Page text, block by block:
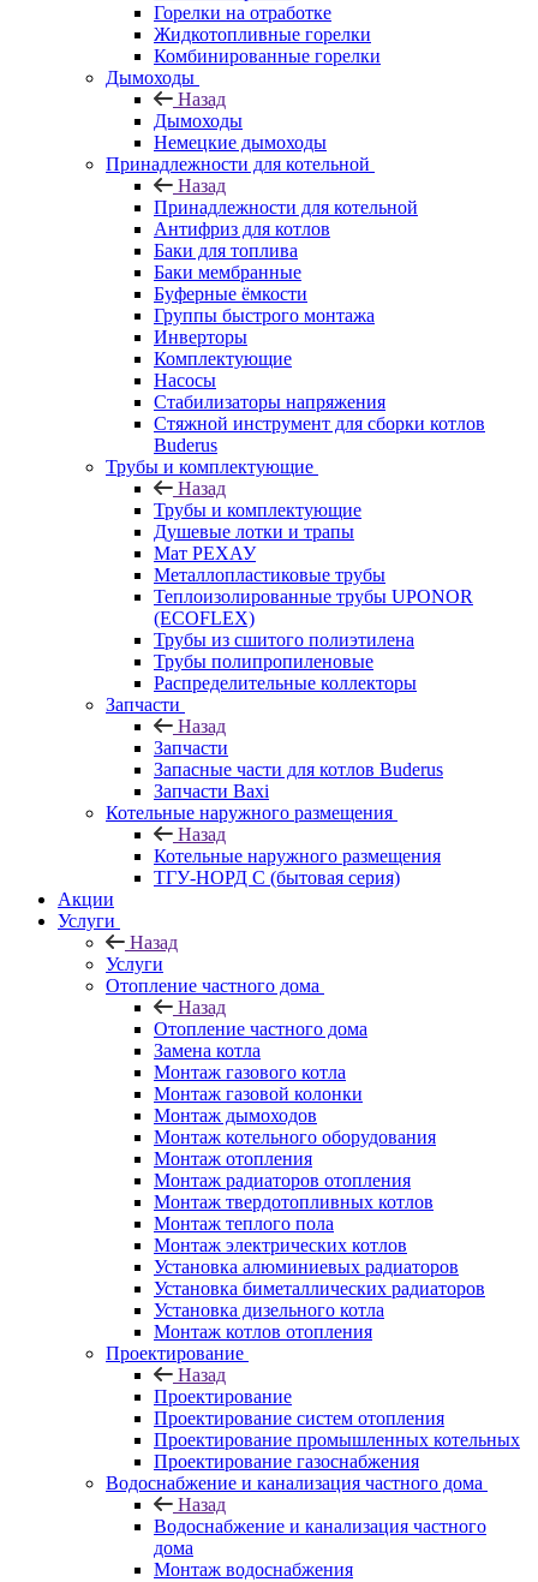
Горелки на отработке
Жидкотопливные горелки
Комбинированные горелки
Дымоходы
Назад
Дымоходы
Немецкие дымоходы
Принадлежности для котельной
Назад
Принадлежности для котельной
Антифриз для котлов
Баки для топлива
Баки мембранные
Буферные ёмкости
Группы быстрого монтажа
Инверторы
Комплектующие
Насосы
Стабилизаторы напряжения
Стяжной инструмент для сборки котлов
Buderus
Трубы и комплектующие
Назад
Трубы и комплектующие
Душевые лотки и трапы
Мат РЕХАУ
Металлопластиковые трубы
Теплоизолированные трубы UPONOR
(ECOFLEX)
Трубы из сшитого полиэтилена
Трубы полипропиленовые
Распределительные коллекторы
Запчасти
Назад
Запчасти
Запасные части для котлов Buderus
Запчасти Baxi
Котельные наружного размещения
Назад
Котельные наружного размещения
ТГУ-НОРД С (бытовая серия)
Акции
Услуги
Назад
Услуги
Отопление частного дома
Назад
Отопление частного дома
Замена котла
Монтаж газового котла
Монтаж газовой колонки
Монтаж дымоходов
Монтаж котельного оборудования
Монтаж отопления
Монтаж радиаторов отопления
Монтаж твердотопливных котлов
Монтаж теплого пола
Монтаж электрических котлов
Установка алюминиевых радиаторов
Установка биметаллических радиаторов
Установка дизельного котла
Монтаж котлов отопления
Проектирование
Назад
Проектирование
Проектирование систем отопления
Проектирование промышленных котельных
Проектирование газоснабжения
Водоснабжение и канализация частного дома
Назад
Водоснабжение и канализация частного
дома
Монтаж водоснабжения